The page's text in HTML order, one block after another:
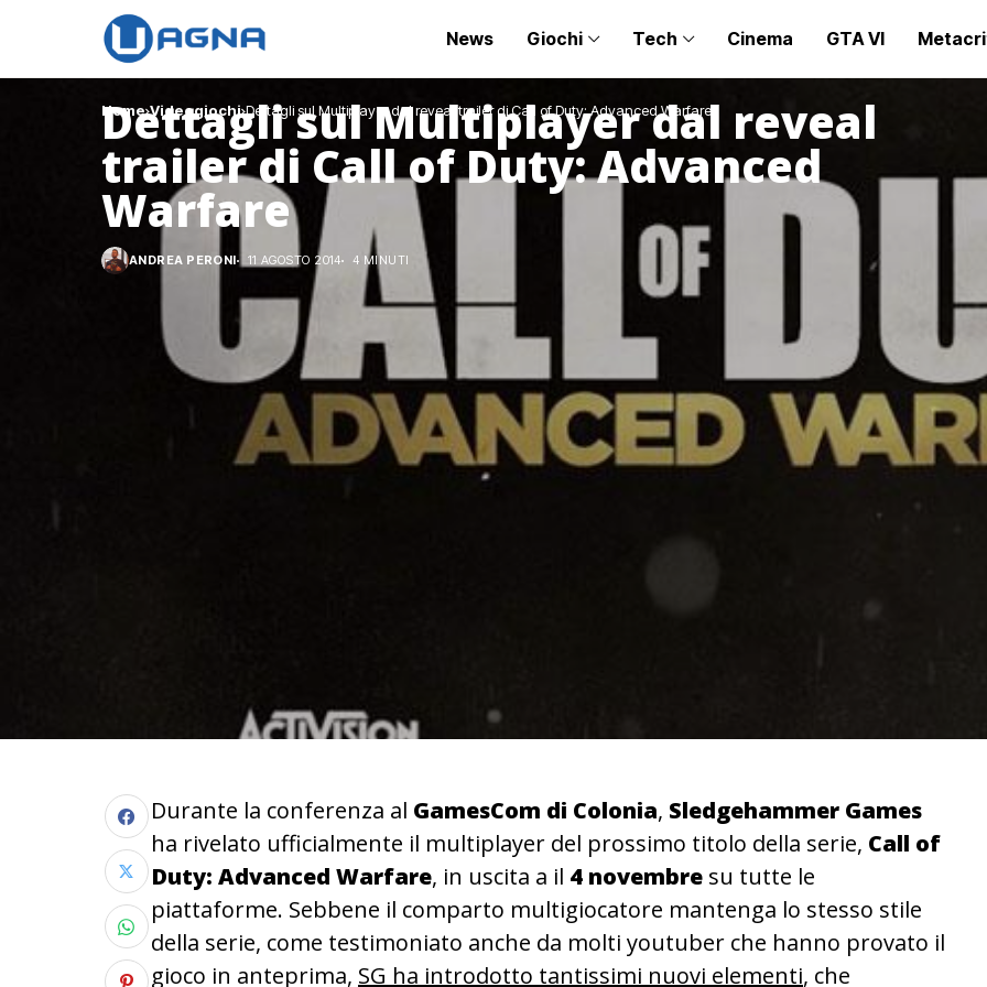
News Giochi Tech Cinema GTA VI
Home Videogiochi Dettagli sul Multiplayer dal reveal trailer di Call of Duty: Advanced Warfare
Dettagli sul Multiplayer dal reveal
trailer di Call of Duty: Advanced
Warfare
ANDREA PERONI 11 AGOSTO 2014 4 MINUTI
Durante la conferenza al GamesCom di Colonia, Sledgehammer Games
ha rivelato ufficialmente il multiplayer del prossimo titolo della serie, Call of
Duty: Advanced Warfare, in uscita a il 4 novembre su tutte le
piattaforme. Sebbene il comparto multigiocatore mantenga lo stesso stile
della serie, come testimoniato anche da molti youtuber che hanno provato il
gioco in anteprima, SG ha introdotto tantissimi nuovi elementi, che